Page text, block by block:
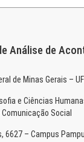
Análise de
de Minas Gerais –
e Ciências
Social
6627 – Campus